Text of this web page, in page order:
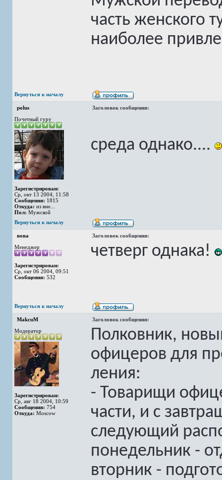
часть женского
наиболее
Вернуться к началу
polus
Заголовок сообщения:
Почетный гуру
Зарегистрирован:
Ср, окт 13 2004, 11:58
Сообщения: 1815
Откуда: из вне...
Пол: Мужской
среда однако....
Вернуться к началу
вова
Заголовок сообщения:
Менеджер
Зарегистрирован:
Ср, окт 06 2004, 09:51
Сообщения: 532
четверг однака!
Вернуться к началу
MakcuM
Заголовок сообщения:
Модератор
Зарегистрирован:
Ср, авг 18 2004, 10:59
Сообщения: 754
Откуда: Moscow
Полковник,
офицеров для
ления:
- Товарищи
части, и с
следующий
понедельник -
вторник -